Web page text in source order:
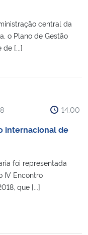
central da
o Plano de Gestão
[...]
14:00
internacional de
foi representada
IV Encontro
que [...]